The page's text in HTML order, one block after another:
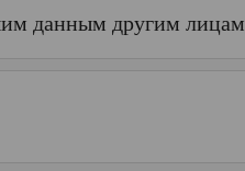
данным другим лицам